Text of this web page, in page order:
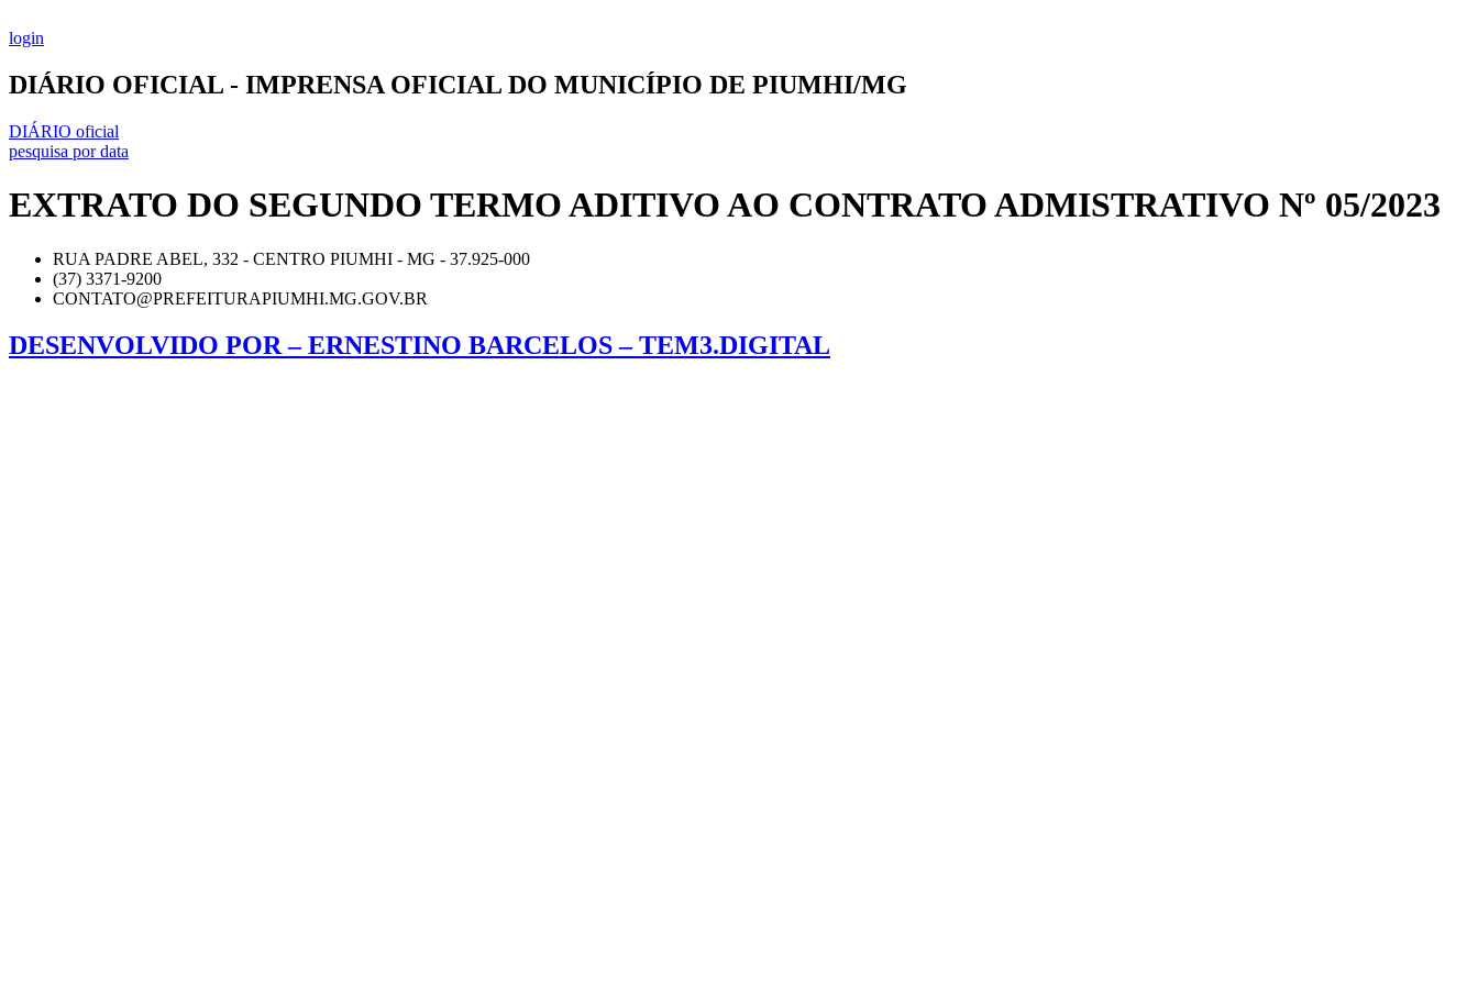
para
conteúdo
login
DIÁRIO OFICIAL - IMPRENSA OFICIAL DO MUNICÍPIO DE PIUMHI/MG
DIÁRIO oficial
pesquisa por data
EXTRATO DO SEGUNDO TERMO ADITIVO AO CONTRATO ADMISTRATIVO Nº 05/2023
RUA PADRE ABEL, 332 - CENTRO PIUMHI - MG - 37.925-000
(37) 3371-9200
CONTATO@PREFEITURAPIUMHI.MG.GOV.BR
DESENVOLVIDO POR – ERNESTINO BARCELOS – TEM3.DIGITAL